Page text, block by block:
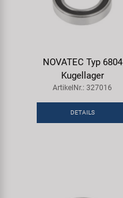
NOVATEC Typ 6804
Kugellager
ArtikelNr.: 327016
DETAILS